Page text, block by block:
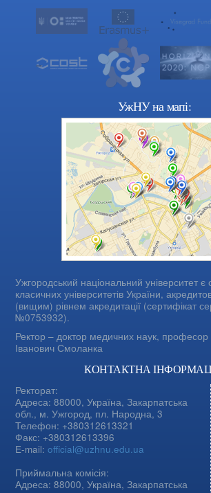
УжНУ на мапі:
Ужгородський національний університет є
класичних університетів України,
(вищим) рівнем акредитації (сертифікат
№0753932).
Ректор – доктор медичних наук, професор
Іванович Смоланка
КОНТАКТНА
Ректорат:
Адреса: 88000, Україна, Закарпатська
обл., м. Ужгород, пл. Народна, 3
Телефон: +380312613321
Факс: +380312613396
E-mail:official@uzhnu.edu.ua
Приймальна комісія:
Адреса: 88000, Україна, Закарпатська